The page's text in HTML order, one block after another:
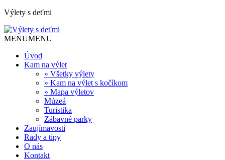
Výlety s deťmi
MENUMENU
Úvod
Kam na výlet
» Všetky výlety
» Kam na výlet s kočíkom
» Mapa výletov
Múzeá
Turistika
Zábavné parky
Zaujímavosti
Rady a tipy
O nás
Kontakt